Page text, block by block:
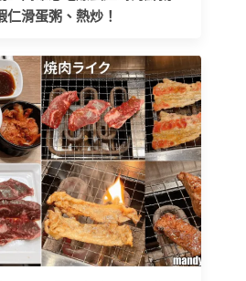
仁滑蛋粥、熱炒！